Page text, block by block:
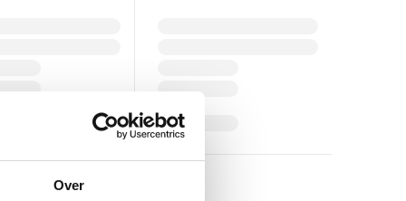
Over